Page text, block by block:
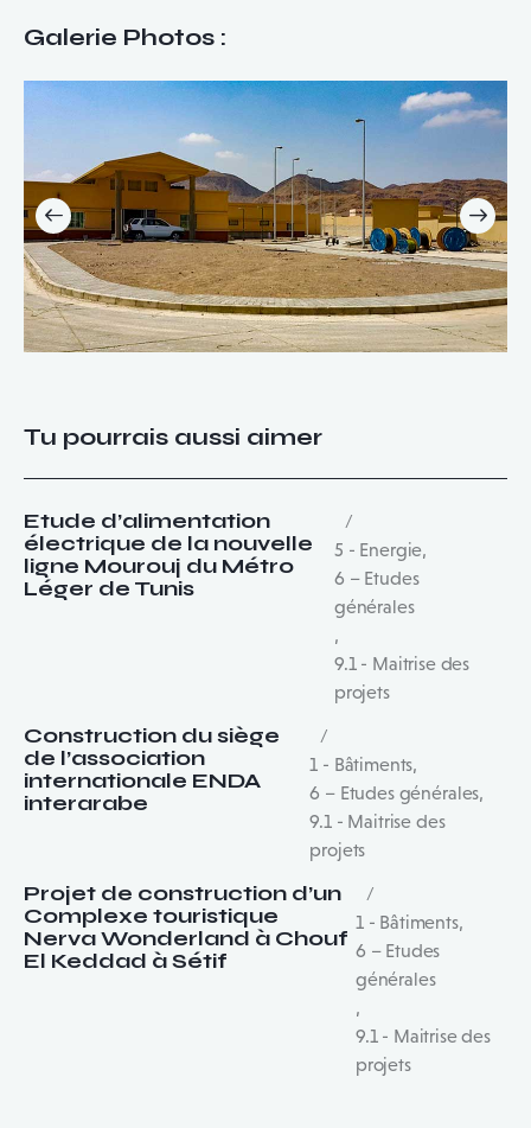
Galerie Photos :
Tu pourrais aussi aimer
5 - Energie,
6 – Etudes
générales
,
9.1 - Maitrise des
projets
Etude d’alimentation
électrique de la nouvelle
ligne Mourouj du Métro
Léger de Tunis
1 - Bâtiments,
6 – Etudes générales,
9.1 - Maitrise des
projets
Construction du siège
de l’association
internationale ENDA
interarabe
1 - Bâtiments,
6 – Etudes
générales
,
9.1 - Maitrise des
projets
Projet de construction d’un
Complexe touristique
Nerva Wonderland à Chouf
El Keddad à Sétif